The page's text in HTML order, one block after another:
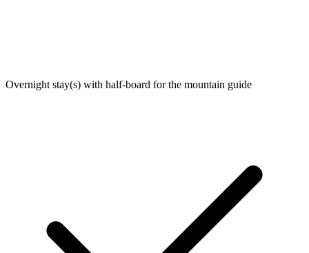
Overnight stay(s) with half-board for the mountain guide